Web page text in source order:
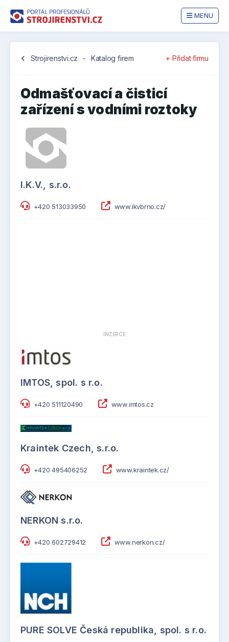
MENU
chevron_left Strojirenstvi.cz - Katalog firem + Přidat firmu
Odmašťovací a čisticí
zařízení s vodními roztoky
I.K.V., s.r.o.
+420 513033950 www.ikvbrno.cz/
INZERCE
IMTOS, spol. s r.o.
+420 511120490 www.imtos.cz
Kraintek Czech, s.r.o.
+420 495406252 www.kraintek.cz/
NERKON s.r.o.
+420 602729412 www.nerkon.cz/
PURE SOLVE Česká republika, spol. s r.o.